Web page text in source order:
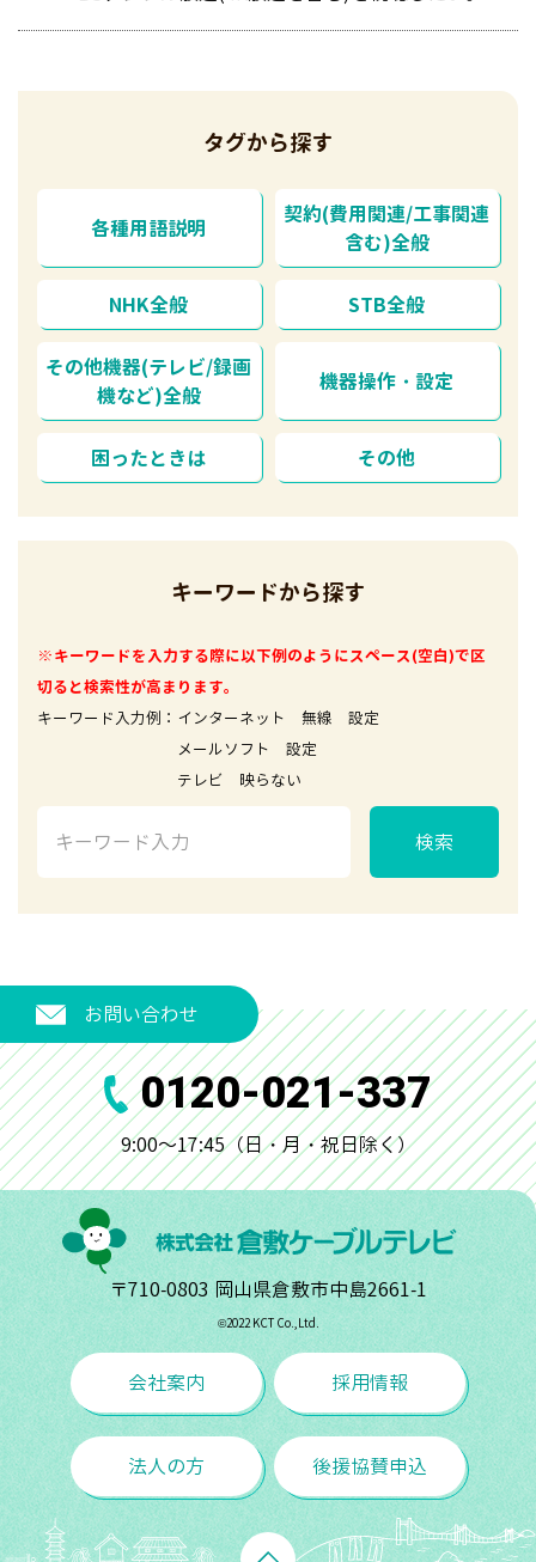
タグから探す
各種用語説明
契約(費用関連/工事関連
含む)全般
NHK全般 STB全般
その他機器(テレビ/録画
機など)全般
機器操作・設定
困ったときは その他
キーワードから探す
※キーワードを入力する際に以下例のようにスペース(空白)で区
切ると検索性が高まります。
キーワード入力例：インターネット 無線 設定
メールソフト 設定
テレビ 映らない
検索
お問い合わせ
0120-021-337
9:00～17:45（日・月・祝日除く）
〒710-0803 岡山県倉敷市中島2661-1
©︎2022 KCT Co.,Ltd.
会社案内 採用情報
法人の方 後援協賛申込